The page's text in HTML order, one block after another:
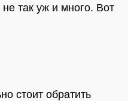
так уж и много. Вот
стоит обратить